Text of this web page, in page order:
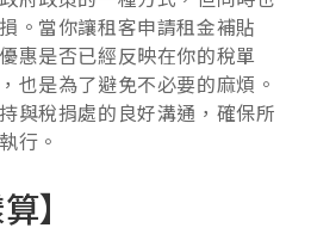
。當你讓租客申請租金補貼
惠是否已經反映在你的稅單
也是為了避免不必要的麻煩。
與稅捐處的良好溝通，確保所
行。
】